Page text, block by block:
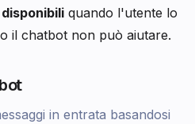
quando l'utente lo
il chatbot non può aiutare.
in entrata basandosi